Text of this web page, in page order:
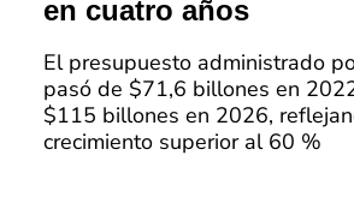
en cuatro años
El presupuesto administrado
pasó de $71,6 billones en
$115 billones en 2026,
crecimiento superior al 60 %